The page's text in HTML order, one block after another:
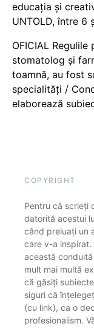
educația și
UNTOLD, între 6
OFICIAL
stomatolog și
toamnă, au fost
specialități /
elaborează
COPYRIGHT
Pentru că scrieți
datorită acestui
când preluați un
care v-a inspirat.
această
mult mai multă
că găsiți
siguri că
(cu link), ca o
profesionalism.